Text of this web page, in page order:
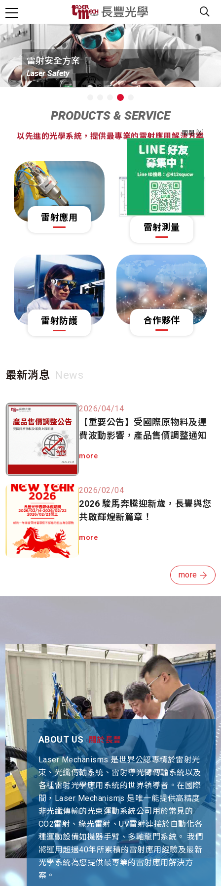
雷射安全方案
Laser Safety
PRODUCTS & SERVICE
以先進的光學系統，提供最專業的雷射應用解決方案
雷射應用
雷射測量
雷射防護 合作夥伴
最新消息 News
2026/04/14
【重要公告】受國際原物料及運
費波動影響，產品售價調整通知
more
2026/02/04
2026 駿馬奔騰迎新歲，長豐與您
共啟輝煌新篇章！
more
more
ABOUT US 關於長豐
Laser Mechanisms 是世界公認專精於雷射光
束、光纖傳輸系統、雷射導光臂傳輸系統以及
各種雷射光學應用系統的世界領導者。在國際
間，Laser Mechanisms 是唯一能提供高精度
非光纖傳輸的光束運動系統公司用於常見的
CO2雷射、綠光雷射、UV雷射連接於自動化各
種運動設備如機器手臂、多軸龍門系統。 我們
將運用超過40年所累積的雷射應用經驗及最新
光學系統為您提供最專業的雷射應用解決方
案。
關閉 [X]